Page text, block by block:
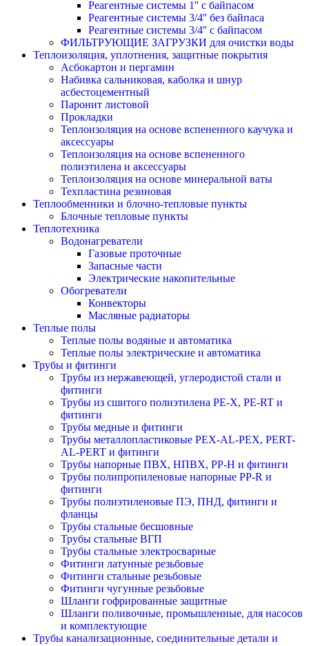
Реагентные системы 1'' с байпасом
Реагентные системы 3/4'' без байпаса
Реагентные системы 3/4'' с байпасом
ФИЛЬТРУЮЩИЕ ЗАГРУЗКИ для очистки воды
Теплоизоляция, уплотнения, защитные покрытия
Асбокартон и пергамин
Набивка сальниковая, каболка и шнур
асбестоцементный
Паронит листовой
Прокладки
Теплоизоляция на основе вспененного каучука и
аксессуары
Теплоизоляция на основе вспененного
полиэтилена и аксессуары
Теплоизоляция на основе минеральной ваты
Техпластина резиновая
Теплообменники и блочно-тепловые пункты
Блочные тепловые пункты
Теплотехника
Водонагреватели
Газовые проточные
Запасные части
Электрические накопительные
Обогреватели
Конвекторы
Масляные радиаторы
Теплые полы
Теплые полы водяные и автоматика
Теплые полы электрические и автоматика
Трубы и фитинги
Трубы из нержавеющей, углеродистой стали и
фитинги
Трубы из сшитого полиэтилена PE-X, PE-RT и
фитинги
Трубы медные и фитинги
Трубы металлопластиковые PEX-AL-PEX, PERT-
AL-PERT и фитинги
Трубы напорные ПВХ, НПВХ, PP-H и фитинги
Трубы полипропиленовые напорные PP-R и
фитинги
Трубы полиэтиленовые ПЭ, ПНД, фитинги и
фланцы
Трубы стальные бесшовные
Трубы стальные ВГП
Трубы стальные электросварные
Фитинги латунные резьбовые
Фитинги стальные резьбовые
Фитинги чугунные резьбовые
Шланги гофрированные защитные
Шланги поливочные, промышленные, для насосов
и комплектующие
Трубы канализационные, соединительные детали и